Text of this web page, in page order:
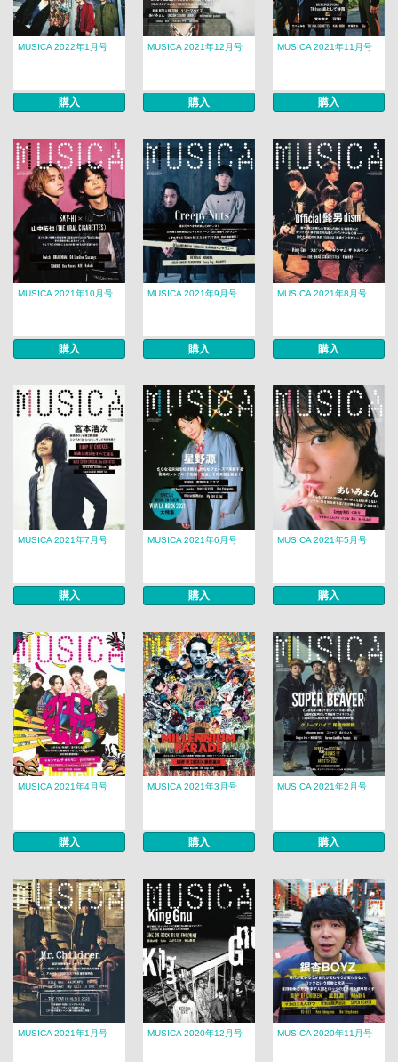
MUSICA 2022年1月号
購入
MUSICA 2021年12月号
購入
MUSICA 2021年11月号
購入
MUSICA 2021年10月号
購入
MUSICA 2021年9月号
購入
MUSICA 2021年8月号
購入
MUSICA 2021年7月号
購入
MUSICA 2021年6月号
購入
MUSICA 2021年5月号
購入
MUSICA 2021年4月号
購入
MUSICA 2021年3月号
購入
MUSICA 2021年2月号
購入
MUSICA 2021年1月号 MUSICA 2020年12月号 MUSICA 2020年11月号